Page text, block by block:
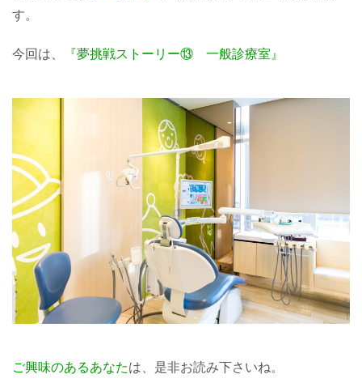
す。
今回は、 『夢挑戦ストーリー⑬ 一般診療室』
ご興味のあるあなたは、是非お読み下さいね。